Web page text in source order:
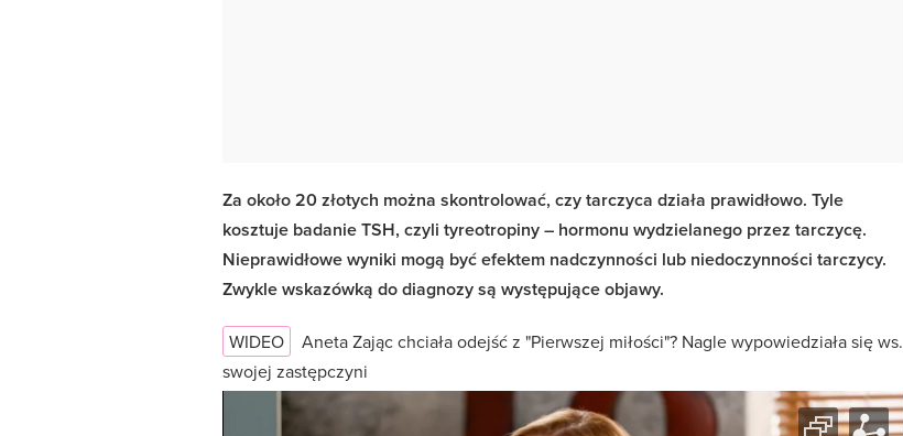
Za około 20 złotych można skontrolować, czy tarczyca działa prawidłowo. Tyle
kosztuje badanie TSH, czyli tyreotropiny – hormonu wydzielanego przez tarczycę.
Nieprawidłowe wyniki mogą być efektem nadczynności lub niedoczynności tarczycy.
Zwykle wskazówką do diagnozy są występujące objawy.
WIDEO
Aneta Zając chciała odejść z "Pierwszej miłości"? Nagle wypowiedziała się ws.
swojej zastępczyni